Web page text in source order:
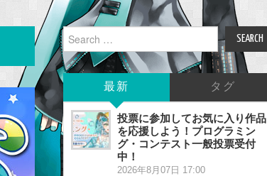
Search
for:
最新 タグ
投票に参加してお気に入り作品
を応援しよう！プログラミン
グ・コンテスト一般投票受付
中！
2026年8月07日 17:00